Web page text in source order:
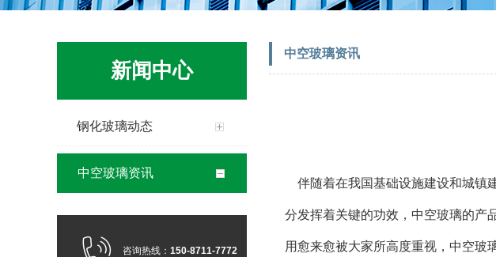
新闻中心
钢化玻璃动态
中空玻璃资讯
咨询热线： 150-8711-7772
中空玻璃资讯
伴随着在我国基础设施建设和城镇
分发挥着关键的功效，中空玻璃的产
用愈来愈被大家所高度重视，中空玻